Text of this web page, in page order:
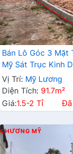
Bán Lô Góc 3 Mặt
Mỹ Sát Trục Kinh
Mỹ
Vị Trí: Mỹ Lương
Diện Tích: 91.7m²
Giá:1.5-2 Tỉ Đã
CHƯƠNG MỸ